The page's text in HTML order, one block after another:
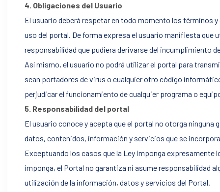
4. Obligaciones del Usuario
El usuario deberá respetar en todo momento los términos
uso del portal. De forma expresa el usuario manifiesta que
responsabilidad que pudiera derivarse del incumplimiento
Así mismo, el usuario no podrá utilizar el portal para
sean portadores de virus o cualquier otro código
perjudicar el funcionamiento de cualquier programa o
5. Responsabilidad del portal
El usuario conoce y acepta que el portal no otorga ninguna
datos, contenidos, información y servicios que se
Exceptuando los casos que la Ley imponga expresamente
imponga, el Portal no garantiza ni asume responsabilidad
utilización de la información, datos y servicios del Portal.
Cerrar
sesión